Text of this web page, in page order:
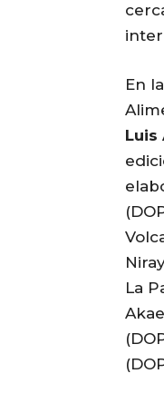
En
Luis
La